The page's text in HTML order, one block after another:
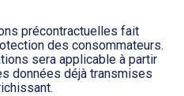
précontractuelles fait
des consommateurs.
sera applicable à partir
données déjà transmises